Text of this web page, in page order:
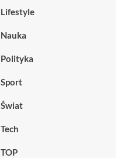
Lifestyle
Nauka
Polityka
Sport
Świat
Tech
TOP